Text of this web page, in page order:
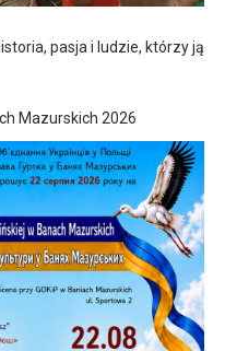
pasja i ludzie, którzy ją
Mazurskich 2026